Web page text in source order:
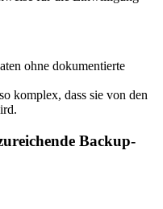
ohne dokumentierte
komplex, dass sie von den
Backup-